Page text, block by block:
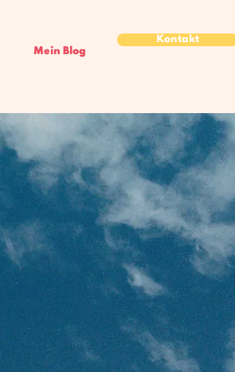
Mein Blog
Kontakt